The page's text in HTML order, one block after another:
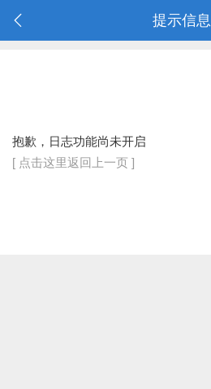
提示信息
抱歉，日志功能尚未开启
[ 点击这里返回上一页 ]